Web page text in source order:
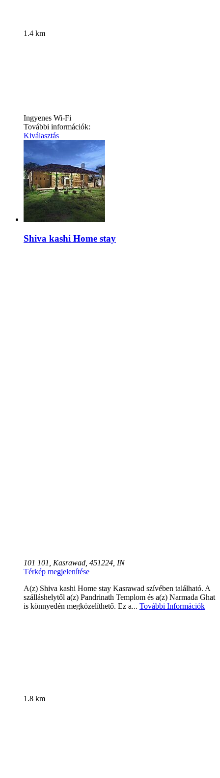
1.4 km
Ingyenes Wi-Fi
További információk:
Kiválasztás
Shiva kashi Home stay
101 101, Kasrawad, 451224, IN
Térkép megjelenítése
A(z) Shiva kashi Home stay Kasrawad szívében található. A
szálláshelytől a(z) Pandrinath Templom és a(z) Narmada Ghat
is könnyedén megközelíthető. Ez a... További Információk
1.8 km